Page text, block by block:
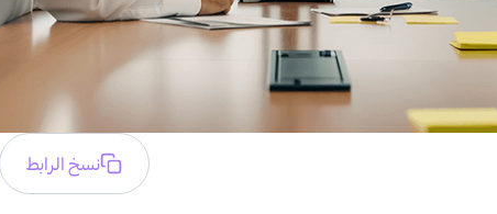
نسخ الرابط